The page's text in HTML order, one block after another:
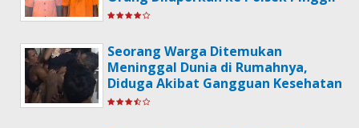
Seorang Warga Ditemukan
Meninggal Dunia di Rumahnya,
Diduga Akibat Gangguan Kesehatan